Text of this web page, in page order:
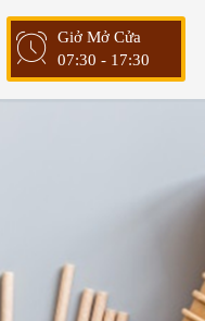
Giở Mở Cửa
07:30 - 17:30